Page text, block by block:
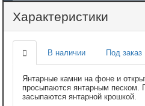
Характеристики
В наличии Под заказ
Янтарные камни на фоне и
просыпаются янтарным песком.
засыпаются янтарной крошкой.